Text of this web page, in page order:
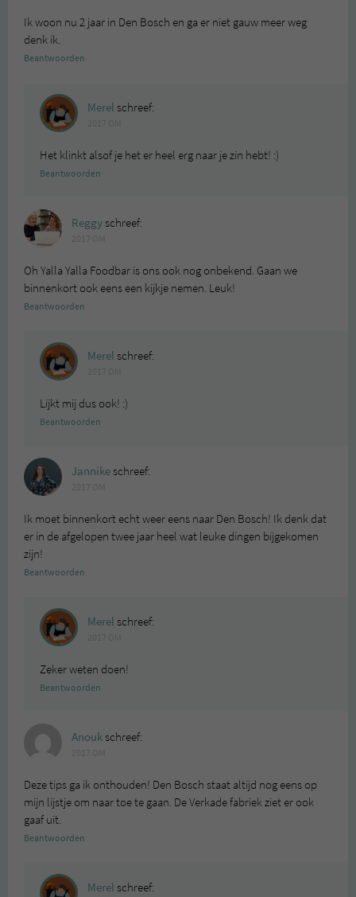
Ik woon nu 2 jaar in Den Bosch en ga er niet gauw meer weg
denk ik.
Beantwoorden
Merel schreef:
Het klinkt alsof je het er heel erg naar je zin hebt! :)
Beantwoorden
Reggyschreef:
Oh Yalla Yalla Foodbar is ons ook nog onbekend. Gaan we
binnenkort ook eens een kijkje nemen. Leuk!
Beantwoorden
Merel schreef:
Lijkt mij dus ook! :)
Beantwoorden
Jannikeschreef:
Ik moet binnenkort echt weer eens naar Den Bosch! Ik denk dat
er in de afgelopen twee jaar heel wat leuke dingen bijgekomen
zijn!
Beantwoorden
Merel schreef:
Zeker weten doen!
Beantwoorden
Anoukschreef:
Deze tips ga ik onthouden! Den Bosch staat altijd nog eens op
mijn lijstje om naar toe te gaan. De Verkade fabriek ziet er ook
gaaf uit.
Beantwoorden
Merel schreef: